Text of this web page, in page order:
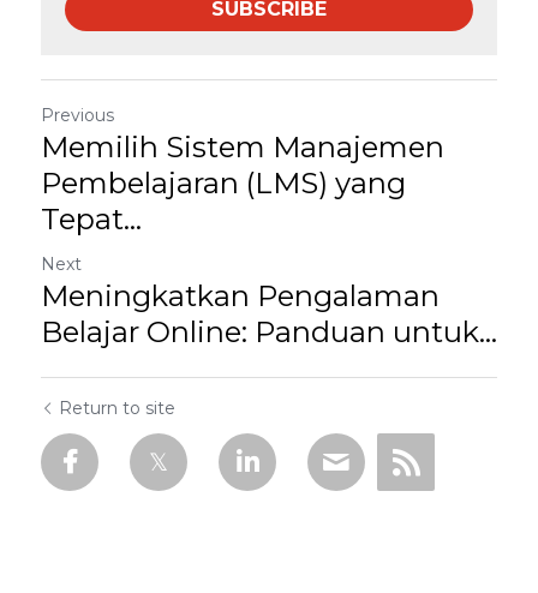
SUBSCRIBE
Previous
Memilih Sistem Manajemen
Pembelajaran (LMS) yang
Tepat...
Next
Meningkatkan Pengalaman
Belajar Online: Panduan untuk...
Return to site